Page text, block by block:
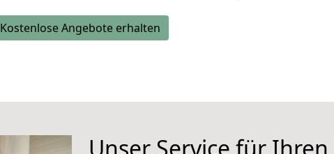
Kostenlose Angebote erhalten